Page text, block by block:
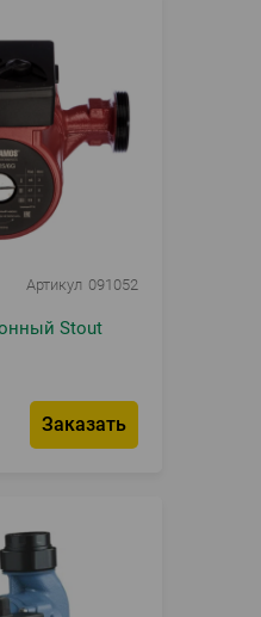
Артикул 091052
Stout
Заказать